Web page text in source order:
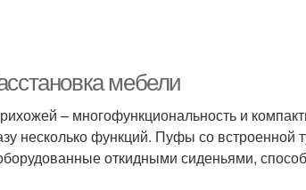
мебели
– многофункциональность и
несколько функций. Пуфы со
откидными сиденьями,